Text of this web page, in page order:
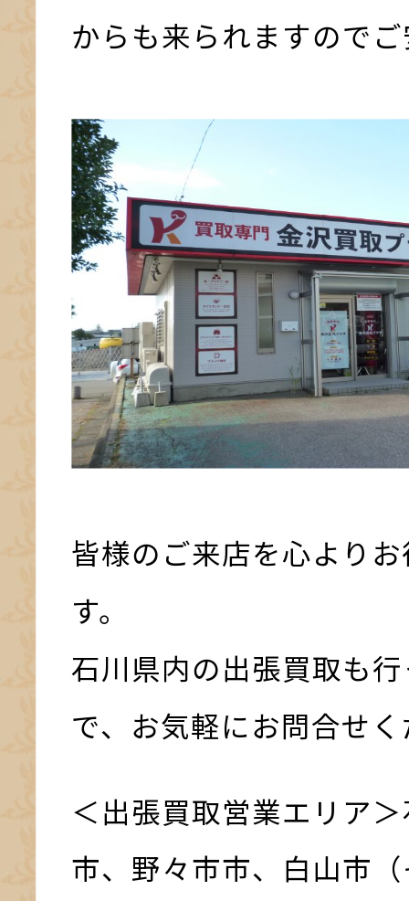
からも来られますので
皆様のご来店を心より
す。
石川県内の出張買取も
で、お気軽にお問合せ
＜出張買取営業エリア
市、野々市市、白山市